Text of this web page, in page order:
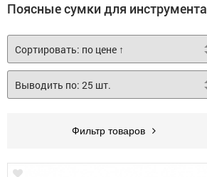
Поясные сумки для инструмента
Фильтр товаров